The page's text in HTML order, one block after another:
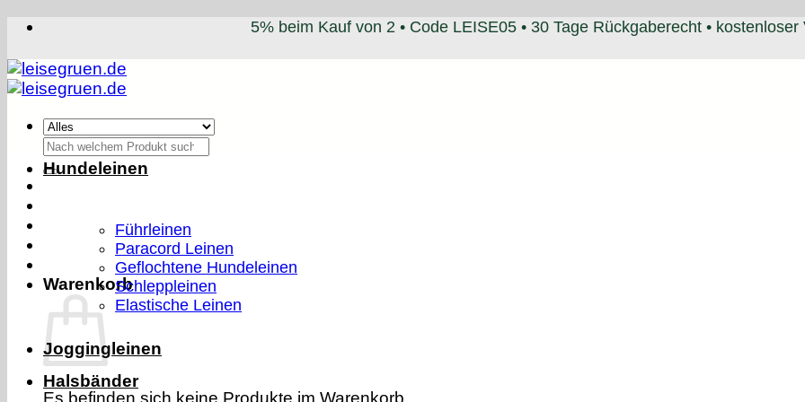
Zum
springen
5% beim Kauf von 2 • Code LEISE05 • 30 Tage Rückgaberecht •
Suchen
nach:
Warenkorb
Es befinden sich keine Produkte im Warenkorb.
Hundeleinen
Führleinen
Paracord Leinen
Geflochtene Hundeleinen
Schleppleinen
Elastische Leinen
Joggingleinen
Halsbänder